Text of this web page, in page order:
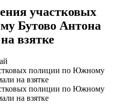
участковых
Бутово Антона
взятке